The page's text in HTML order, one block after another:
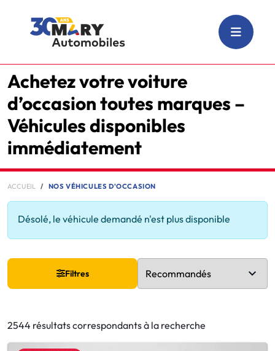
Achetez votre voiture
d’occasion toutes marques –
Véhicules disponibles
immédiatement
ACCUEIL NOS VÉHICULES D'OCCASION
Désolé, le véhicule demandé n'est plus disponible
Filtres
2544 résultats correspondants à la recherche